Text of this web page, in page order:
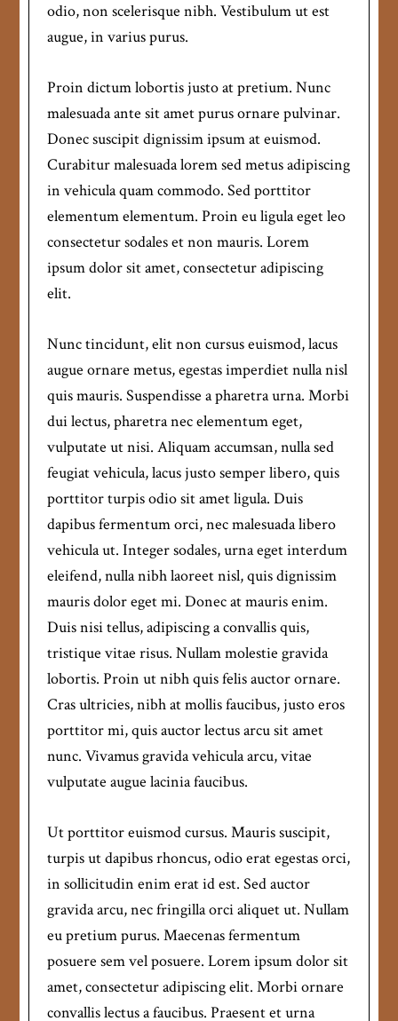
odio, non scelerisque nibh. Vestibulum ut est
augue, in varius purus.
Proin dictum lobortis justo at pretium. Nunc
malesuada ante sit amet purus ornare pulvinar.
Donec suscipit dignissim ipsum at euismod.
Curabitur malesuada lorem sed metus adipiscing
in vehicula quam commodo. Sed porttitor
elementum elementum. Proin eu ligula eget leo
consectetur sodales et non mauris. Lorem
ipsum dolor sit amet, consectetur adipiscing
elit.
Nunc tincidunt, elit non cursus euismod, lacus
augue ornare metus, egestas imperdiet nulla nisl
quis mauris. Suspendisse a pharetra urna. Morbi
dui lectus, pharetra nec elementum eget,
vulputate ut nisi. Aliquam accumsan, nulla sed
feugiat vehicula, lacus justo semper libero, quis
porttitor turpis odio sit amet ligula. Duis
dapibus fermentum orci, nec malesuada libero
vehicula ut. Integer sodales, urna eget interdum
eleifend, nulla nibh laoreet nisl, quis dignissim
mauris dolor eget mi. Donec at mauris enim.
Duis nisi tellus, adipiscing a convallis quis,
tristique vitae risus. Nullam molestie gravida
lobortis. Proin ut nibh quis felis auctor ornare.
Cras ultricies, nibh at mollis faucibus, justo eros
porttitor mi, quis auctor lectus arcu sit amet
nunc. Vivamus gravida vehicula arcu, vitae
vulputate augue lacinia faucibus.
Ut porttitor euismod cursus. Mauris suscipit,
turpis ut dapibus rhoncus, odio erat egestas orci,
in sollicitudin enim erat id est. Sed auctor
gravida arcu, nec fringilla orci aliquet ut. Nullam
eu pretium purus. Maecenas fermentum
posuere sem vel posuere. Lorem ipsum dolor sit
amet, consectetur adipiscing elit. Morbi ornare
convallis lectus a faucibus. Praesent et urna